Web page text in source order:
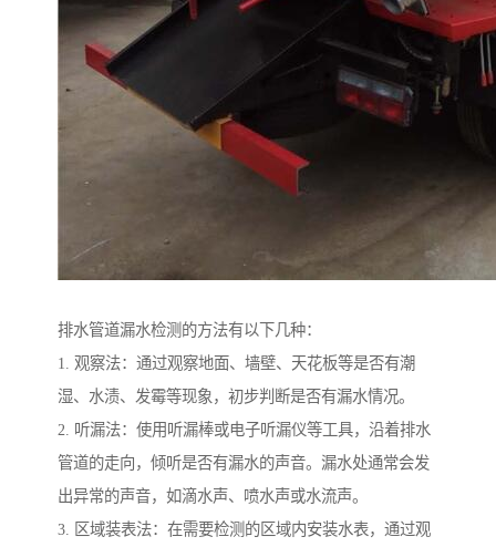
排水管道漏水检测的方法有以下几种：
1. 观察法：通过观察地面、墙壁、天花板等是否有潮
湿、水渍、发霉等现象，初步判断是否有漏水情况。
2. 听漏法：使用听漏棒或电子听漏仪等工具，沿着排水
管道的走向，倾听是否有漏水的声音。漏水处通常会发
出异常的声音，如滴水声、喷水声或水流声。
3. 区域装表法：在需要检测的区域内安装水表，通过观